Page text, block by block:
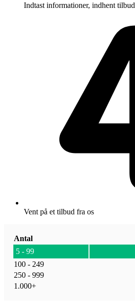
Indtast informationer, indhent tilbud
Vent på et tilbud fra os
Antal
5 - 99
100 - 249
250 - 999
1.000+